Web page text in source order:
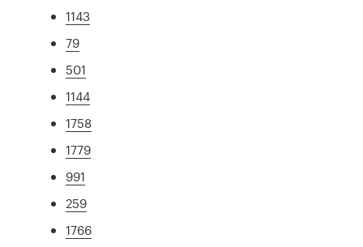
1143
79
501
1144
1758
1779
991
259
1766